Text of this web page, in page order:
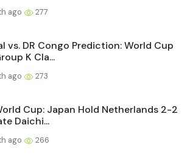
ago 277
vs. DR Congo Prediction: World Cup
K Cla...
ago 273
Cup: Japan Hold Netherlands 2-2
Daichi...
ago 266